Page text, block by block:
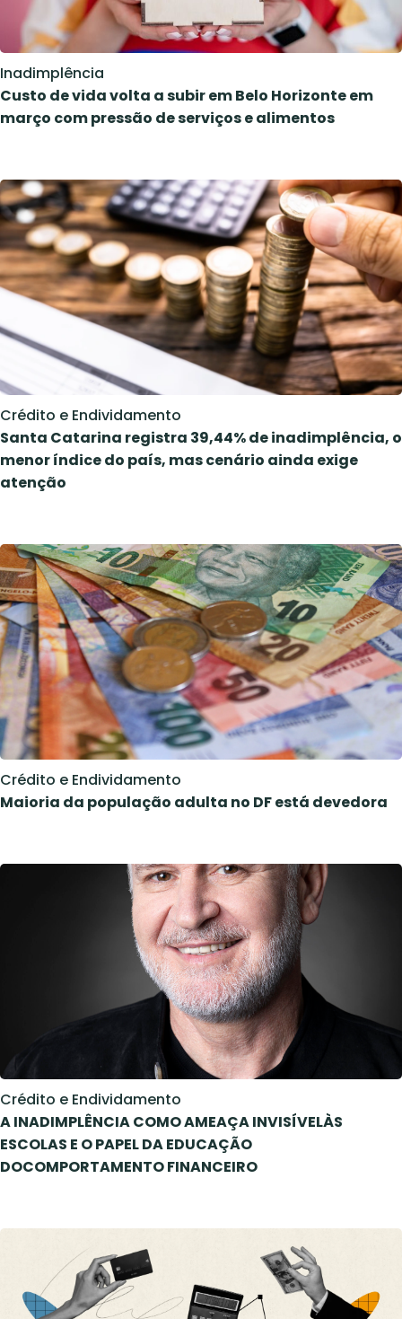
Inadimplência
Custo de vida volta a subir em Belo Horizonte em
março com pressão de serviços e alimentos
Crédito e Endividamento
Santa Catarina registra 39,44% de inadimplência, o
menor índice do país, mas cenário ainda exige
atenção
Crédito e Endividamento
Maioria da população adulta no DF está devedora
Crédito e Endividamento
A INADIMPLÊNCIA COMO AMEAÇA INVISÍVELÀS
ESCOLAS E O PAPEL DA EDUCAÇÃO
DOCOMPORTAMENTO FINANCEIRO